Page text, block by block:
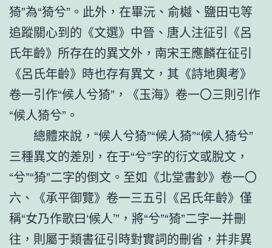
猗”為“猗兮”。此外，在畢沅、俞樾、鹽田屯等
追蹤關心到的《文選》中晉、唐人注征引《呂
氏年齡》所存在的異文外，南宋王應麟在征引
《呂氏年齡》時也存有異文，其《詩地輿考》
卷一引作“候人兮猗”，《玉海》卷一〇三則引作
“候人猗兮”。
總體來說，“候人兮猗”“候人猗”“候人猗兮”
三種異文的差別，在于“兮”字的衍文或脫文，
“兮”“猗”二字的倒文。至如《北堂書鈔》卷一〇
六、《承平御覽》卷一三五引《呂氏年齡》僅
稱“女乃作歌曰‘候人’”，將“兮”“猗”二字一并刪
往，則屬于類書征引時對實詞的刪省，并非異